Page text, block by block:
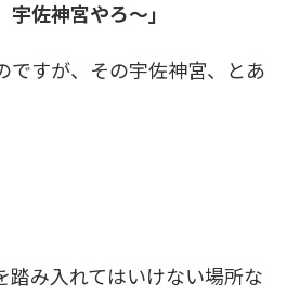
宇佐神宮やろ～」
ですが、その宇佐神宮、とあ
踏み入れてはいけない場所な